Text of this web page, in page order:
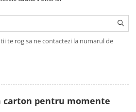
unica
trestie
te rog sa ne contactezi la numarul de
carton pentru momente